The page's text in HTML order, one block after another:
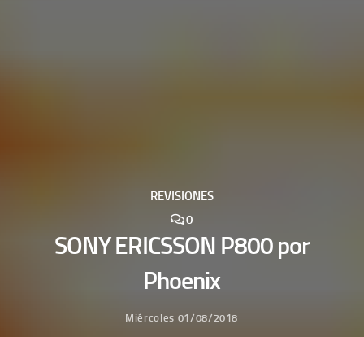
REVISIONES
0
SONY ERICSSON P800 por
Phoenix
Miércoles 01/08/2018